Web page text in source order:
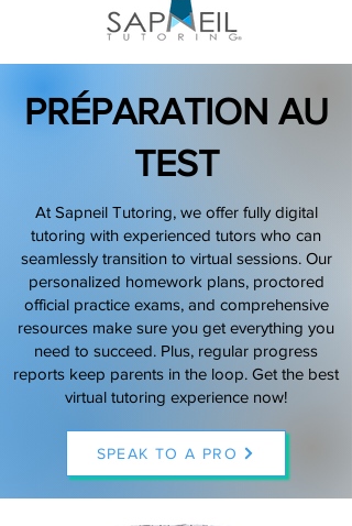
(888) 509-1067
contact@sapneiltutoring.com
PRÉPARATION AU
TEST
At Sapneil Tutoring, we offer fully digital
tutoring with experienced tutors who can
seamlessly transition to virtual sessions. Our
personalized homework plans, proctored
official practice exams, and comprehensive
resources make sure you get everything you
need to succeed. Plus, regular progress
reports keep parents in the loop. Get the best
virtual tutoring experience now!
SPEAK TO A PRO